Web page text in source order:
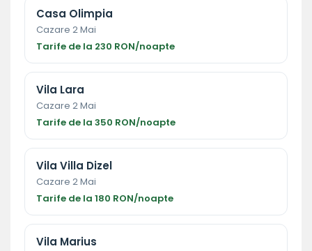
Casa Olimpia
Cazare 2 Mai
Tarife de la 230 RON/noapte
Vila Lara
Cazare 2 Mai
Tarife de la 350 RON/noapte
Vila Villa Dizel
Cazare 2 Mai
Tarife de la 180 RON/noapte
Vila Marius